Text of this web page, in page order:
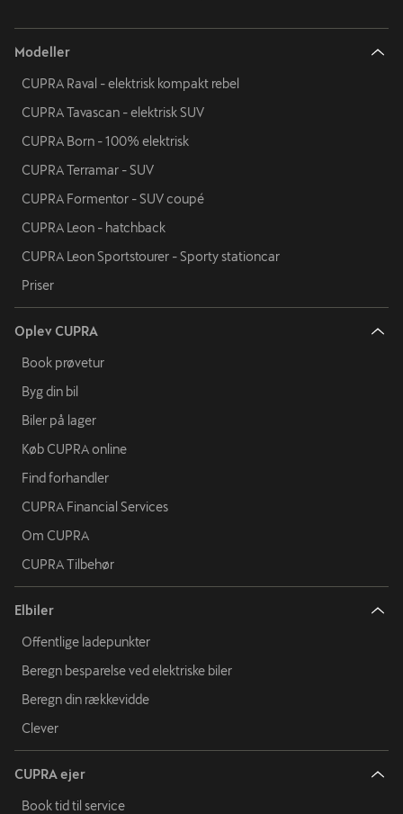
Modeller
CUPRA Raval - elektrisk kompakt rebel
CUPRA Tavascan - elektrisk SUV
CUPRA Born - 100% elektrisk
CUPRA Terramar - SUV
CUPRA Formentor - SUV coupé
CUPRA Leon - hatchback
CUPRA Leon Sportstourer - Sporty stationcar
Priser
Oplev CUPRA
Book prøvetur
Byg din bil
Biler på lager
Køb CUPRA online
Find forhandler
CUPRA Financial Services
Om CUPRA
CUPRA Tilbehør
Elbiler
Offentlige ladepunkter
Beregn besparelse ved elektriske biler
Beregn din rækkevidde
Clever
CUPRA ejer
Book tid til service